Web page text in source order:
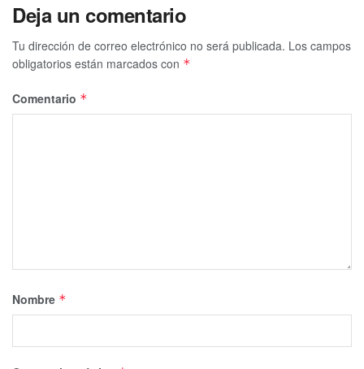
Deja un comentario
Tu dirección de correo electrónico no será publicada. Los campos
obligatorios están marcados con *
Comentario *
Nombre *